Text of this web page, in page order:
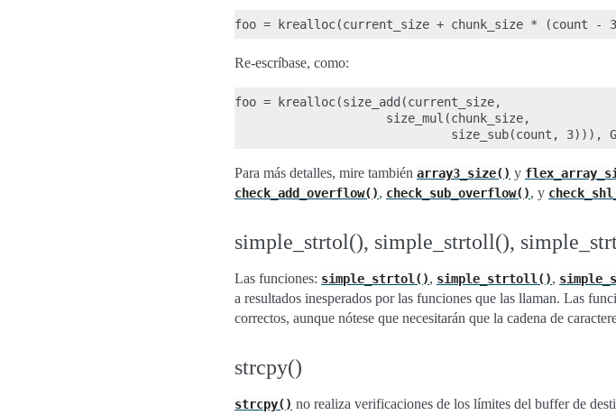
Re-escríbase, como:
foo = krealloc(size_add(current_size,
                     size_mul(chunk_size,
Para más detalles, mire también array3_size() y
check_add_overflow(), check_sub_overflow(), y
simple_strtol(), simple_strtoll(),
Las funciones: simple_strtol(), simple_strtoll(),
a resultados inesperados por las funciones que las llaman. Las
correctos, aunque nótese que necesitarán que la cadena de
strcpy()
strcpy() no realiza verificaciones de los límites del buffer de